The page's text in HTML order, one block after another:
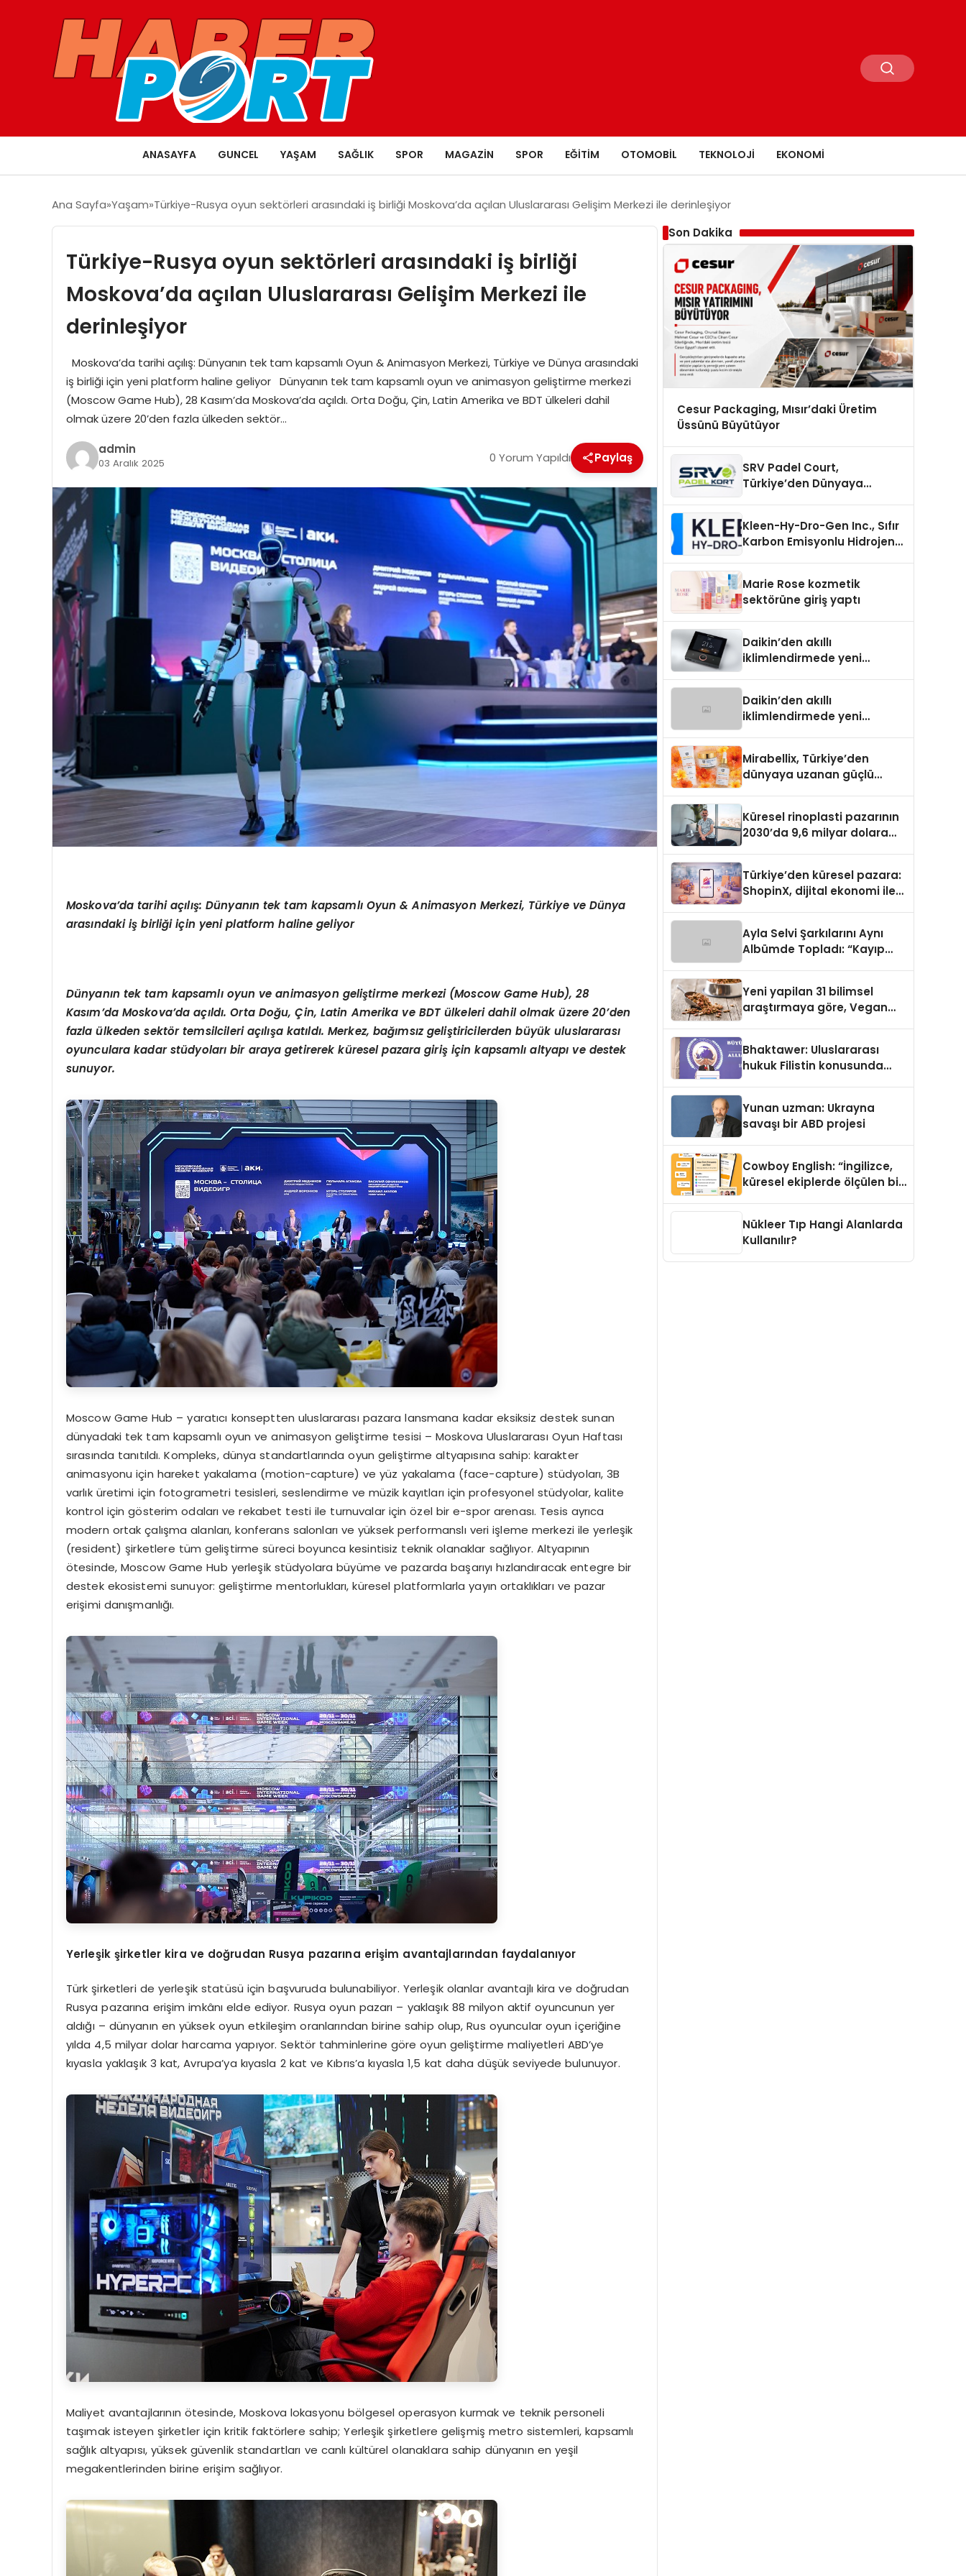
ANASAYFA GUNCEL YAŞAM SAĞLIK SPOR MAGAZIN SPOR EĞITIM OTOMOBIL TEKNOLOJI EKONOMI
Ana Sayfa Yaşam Türkiye-Rusya oyun sektörleri arasındaki iş birliği Moskova’da açılan Uluslararası Gelişim Merkezi ile derinleşiyor
Türkiye-Rusya oyun sektörleri arasındaki iş birliği
Moskova’da açılan Uluslararası Gelişim Merkezi ile
derinleşiyor
Moskova’da tarihi açılış: Dünyanın tek tam kapsamlı Oyun & Animasyon Merkezi, Türkiye ve Dünya arasındaki
iş birliği için yeni platform haline geliyor Dünyanın tek tam kapsamlı oyun ve animasyon geliştirme merkezi
(Moscow Game Hub), 28 Kasım’da Moskova’da açıldı. Orta Doğu, Çin, Latin Amerika ve BDT ülkeleri dahil
olmak üzere 20’den fazla ülkeden sektör…
admin
03 Aralık 2025 0 Yorum Yapıldı Paylaş
Moskova’datarihi açılış: Dünyanın tek tam kapsamlı Oyun & Animasyon Merkezi, Türkiye ve Dünya
arasındaki iş birliği için yeni platform haline geliyor
Dünyanın tek tam kapsamlı oyun ve animasyon geliştirme merkezi (Moscow Game Hub), 28
Kasım’da Moskova’da açıldı. Orta Doğu, Çin, Latin Amerika ve BDT ülkeleri dahil olmak üzere 20’den
fazla ülkeden sektör temsilcileri açılışa katıldı. Merkez, bağımsız geliştiricilerden büyük uluslararası
oyunculara kadar stüdyoları bir araya getirerek küresel pazara giriş için kapsamlı altyapı ve destek
sunuyor.
Moscow Game Hub – yaratıcı konseptten uluslararası pazara lansmana kadar eksiksiz destek sunan
dünyadaki tek tam kapsamlı oyun ve animasyon geliştirme tesisi – Moskova Uluslararası Oyun Haftası
sırasında tanıtıldı. Kompleks, dünya standartlarında oyun geliştirme altyapısına sahip: karakter
animasyonu için hareket yakalama (motion-capture) ve yüz yakalama (face-capture) stüdyoları, 3B
varlık üretimi için fotogrametri tesisleri, seslendirme ve müzik kayıtları için profesyonel stüdyolar, kalite
kontrol için gösterim odaları ve rekabet testi ile turnuvalar için özel bir e-spor arenası. Tesis ayrıca
modern ortak çalışma alanları, konferans salonları ve yüksek performanslı veri işleme merkezi ile yerleşik
(resident) şirketlere tüm geliştirme süreci boyunca kesintisiz teknik olanaklar sağlıyor. Altyapının
ötesinde, Moscow Game Hub yerleşik stüdyolara büyüme ve pazarda başarıyı hızlandıracak entegre bir
destek ekosistemi sunuyor: geliştirme mentorlukları, küresel platformlarla yayın ortaklıkları ve pazar
erişimi danışmanlığı.
Yerleşik şirketler kira ve doğrudan Rusya pazarına erişim avantajlarından faydalanıyor
Türk şirketleri de yerleşik statüsü için başvuruda bulunabiliyor. Yerleşik olanlar avantajlı kira ve doğrudan
Rusya pazarına erişim imkânı elde ediyor. Rusya oyun pazarı – yaklaşık 88 milyon aktif oyuncunun yer
aldığı – dünyanın en yüksek oyun etkileşim oranlarından birine sahip olup, Rus oyuncular oyun içeriğine
yılda 4,5 milyar dolar harcama yapıyor. Sektör tahminlerine göre oyun geliştirme maliyetleri ABD’ye
kıyasla yaklaşık 3 kat, Avrupa’ya kıyasla 2 kat ve Kıbrıs’a kıyasla 1,5 kat daha düşük seviyede bulunuyor.
Maliyet avantajlarının ötesinde, Moskova lokasyonu bölgesel operasyon kurmak ve teknik personeli
taşımak isteyen şirketler için kritik faktörlere sahip; Yerleşik şirketlere gelişmiş metro sistemleri, kapsamlı
sağlık altyapısı, yüksek güvenlik standartları ve canlı kültürel olanaklara sahip dünyanın en yeşil
megakentlerinden birine erişim sağlıyor.
Son Dakika
Cesur Packaging, Mısır’daki Üretim
Üssünü Büyütüyor
SRV Padel Court,
Türkiye’den Dünyaya
Kleen-Hy-Dro-Gen Inc., Sıfır
Karbon Emisyonlu Hidrojen
Aldı
Marie Rose kozmetik
sektörüne giriş yaptı
Daikin’den akıllı
iklimlendirmede yeni
Daikin’den akıllı
iklimlendirmede yeni
Mirabellix, Türkiye’den
dünyaya uzanan güçlü
Küresel rinoplasti pazarının
2030’da 9,6 milyar dolara
Türkiye’den küresel pazara:
ShopinX, dijital ekonomi ile
Ayla Selvi Şarkılarını Aynı
Albümde Topladı: “Kayıp
Yeni yapilan 31 bilimsel
araştırmaya göre, Vegan
Sindirildiğini Ortaya Koydu
Bhaktawer: Uluslararası
hukuk Filistin konusunda
Yunan uzman: Ukrayna
savaşı bir ABD projesi
Cowboy English: “İngilizce,
küresel ekiplerde ölçülen bir
Nükleer Tıp Hangi Alanlarda
Kullanılır?